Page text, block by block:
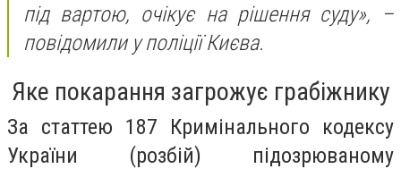
під вартою, очікує на рішення суду», –
повідомили у поліції Києва.
Яке покарання загрожує грабіжнику
За статтею 187 Кримінального кодексу
України (розбій) підозрюваному